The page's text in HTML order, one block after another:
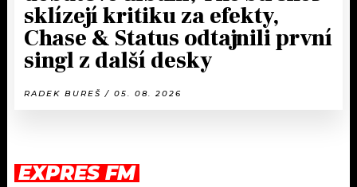
sklízejí kritiku za efekty,
Chase & Status odtajnili první
singl z další desky
RADEK BUREŠ / 05. 08. 2026
EXPRES FM